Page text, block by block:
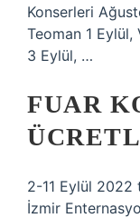
Konserleri
Teoman 1
3 Eylül, …
FUAR
2-11 Eylül 2022
İzmir